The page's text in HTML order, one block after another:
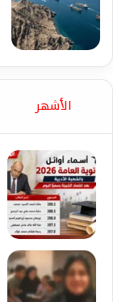
الأشهر